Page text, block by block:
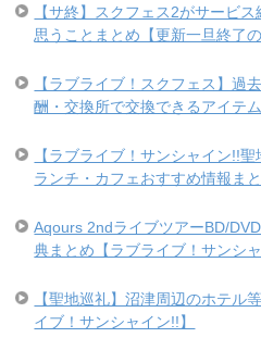
【サ終】スクフェス2がサービ
思うことまとめ【更新一旦終了の
【ラブライブ！スクフェス】過
酬・交換所で交換できるアイテ
【ラブライブ！サンシャイン!!
ランチ・カフェおすすめ情報ま
Aqours 2ndライブツアーBD/
典まとめ【ラブライブ！サンシャ
【聖地巡礼】沼津周辺のホテル
イブ！サンシャイン!!】